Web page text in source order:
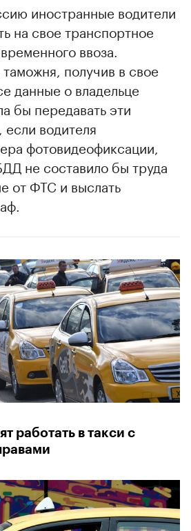
иностранные водители
на свое транспортное
ввоза.
получив в свое
данные о владельце
бы передавать эти
водителя
фотовидеофиксации,
не составило бы труда
от ФТС и выслать
работать в такси с